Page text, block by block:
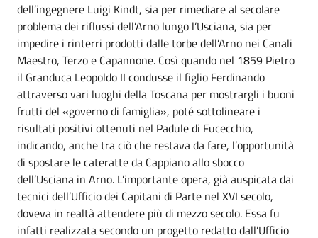
dell’ingegnere Luigi Kindt, sia per rimediare al secolare
problema dei riflussi dell’Arno lungo l’Usciana, sia per
impedire i rinterri prodotti dalle torbe dell’Arno nei Canali
Maestro, Terzo e Capannone. Così quando nel 1859 Pietro
il Granduca Leopoldo II condusse il figlio Ferdinando
attraverso vari luoghi della Toscana per mostrargli i buoni
frutti del «governo di famiglia», poté sottolineare i
risultati positivi ottenuti nel Padule di Fucecchio,
indicando, anche tra ciò che restava da fare, l’opportunità
di spostare le cateratte da Cappiano allo sbocco
dell’Usciana in Arno. L’importante opera, già auspicata dai
tecnici dell’Ufficio dei Capitani di Parte nel XVI secolo,
doveva in realtà attendere più di mezzo secolo. Essa fu
infatti realizzata secondo un progetto redatto dall’Ufficio